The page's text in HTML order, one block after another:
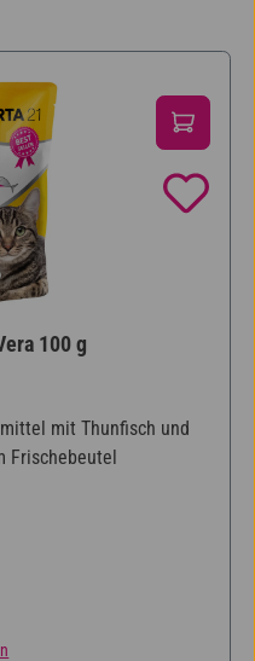
100 g
mit Thunfisch und
Frischebeutel